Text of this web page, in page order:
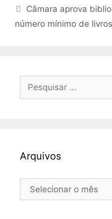
Câmara aprova
número mínimo de livros
por:
Arquivos
Arquivos